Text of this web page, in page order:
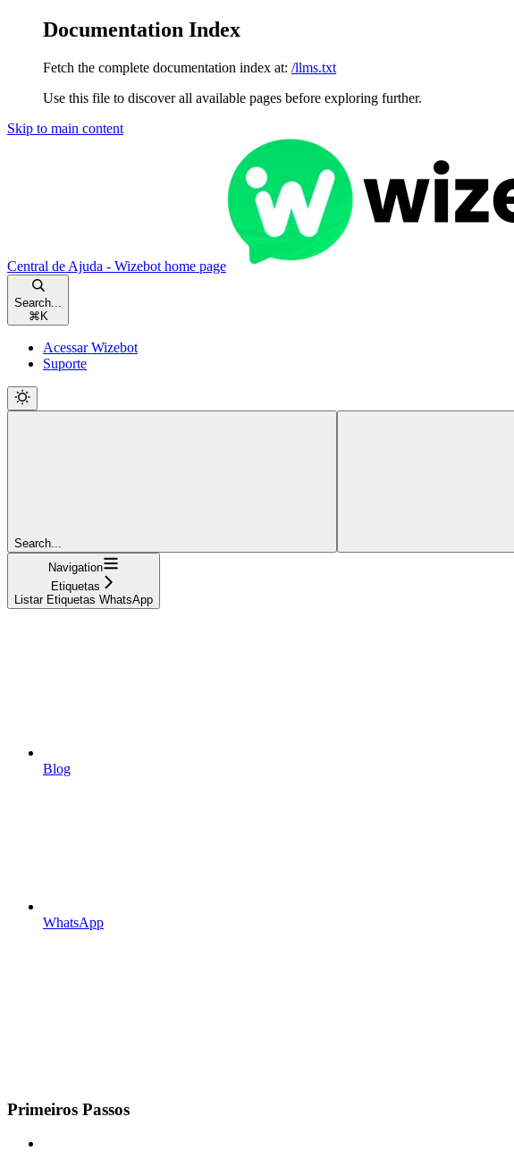
Documentation Index
Fetch the complete documentation index at: /llms.txt
Use this file to discover all available pages before exploring further.
Skip to main content
Central de Ajuda - Wizebot home page
Search...
⌘ K
Acessar Wizebot
Suporte
Search...
Navigation
Etiquetas
Listar Etiquetas WhatsApp
Blog
WhatsApp
Primeiros Passos